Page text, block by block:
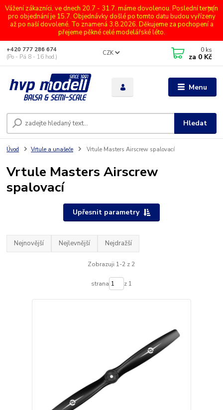
Vážení zákazníci, ve dnech 20.7 - 31.7. máme dovolenou. Poslední termín
pro objednání je 15.7. Objednávky došlé po tomto datu budou vyřízeny
až po naší dovolené. To znamená 3.8.2026. Děkujeme za pochopení a
přejeme pěkné celé modelářské léto.
Menu
CZK
Hledat
+420 777 286 674
(Po - Pá 8 - 16 hod.)
0 ks
za 0 Kč
Úvod Vrtule a unašeče Vrtule Masters Airscrew spalovací
Vrtule Masters Airscrew
spalovací
Upřesnit parametry
Nejnovější Nejlevnější Nejdražší
Zobrazuji 1-2 z 2
strana z 1